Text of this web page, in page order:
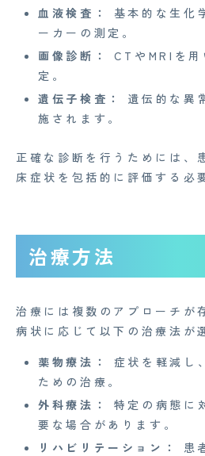
血液検査：
基本的な生化
ーカーの測定。
画像診断：
CTやMRIを用
定。
遺伝子検査：
遺伝的な異
施されます。
正確な診断を行うためには、
床症状を包括的に評価する必
治療方法
治療には複数のアプローチが
病状に応じて以下の治療法が
薬物療法：
症状を軽減し
ための治療。
外科療法：
特定の病態に
要な場合があります。
リハビリテーション：
患
Medi Face Journal
お知らせ
イベント
Mente for Biz [メンテ]
キャリア・インターン
Copyright© 2023 Medi Face, Ltd. All Right